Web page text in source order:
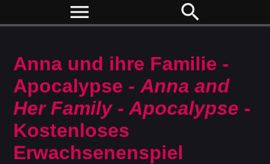
menu search
Anna und ihre Familie -
Apocalypse -Anna and
Her Family - Apocalypse -
Kostenloses
Erwachsenenspiel